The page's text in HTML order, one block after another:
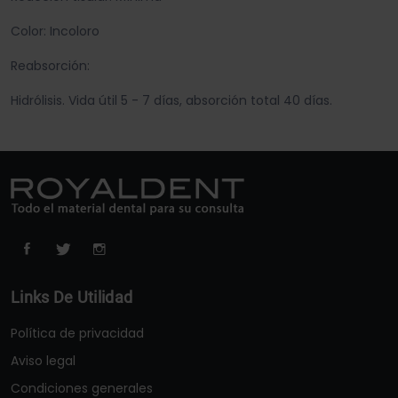
Color: Incoloro
Reabsorción:
Hidrólisis. Vida útil 5 - 7 días, absorción total 40 días.
Links De Utilidad
Política de privacidad
Aviso legal
Condiciones generales